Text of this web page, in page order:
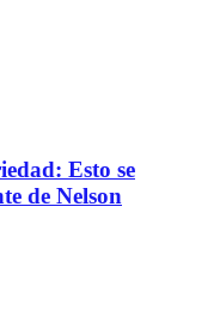
Esto se
de Nelson